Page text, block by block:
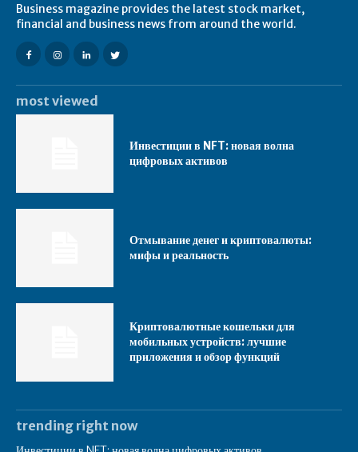
Business magazine provides the latest stock market,
financial and business news from around the world.
most viewed
Инвестиции в NFT: новая волна
цифровых активов
Отмывание денег и криптовалюты:
мифы и реальность
Криптовалютные кошельки для
мобильных устройств: лучшие
приложения и обзор функций
trending right now